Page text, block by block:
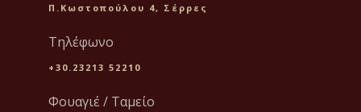
Π.Κωστοπούλου 4, Σέρρες
Τηλέφωνο
+30.23213 52210
Φουαγιέ / Ταμείο